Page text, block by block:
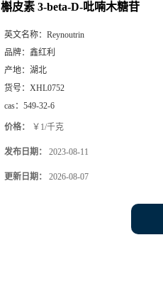
槲皮素 3-beta-D-吡喃木糖苷
英文名称： Reynoutrin
品牌： 鑫红利
产地： 湖北
货号： XHL0752
cas： 549-32-6
价格： ￥1/千克
发布日期： 2023-08-11
更新日期： 2026-08-07